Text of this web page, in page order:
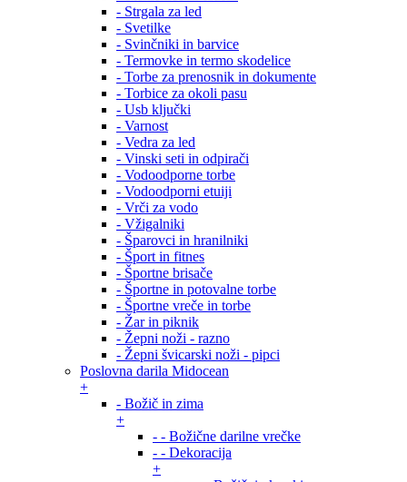
- Strgala za led
- Svetilke
- Svinčniki in barvice
- Termovke in termo skodelice
- Torbe za prenosnik in dokumente
- Torbice za okoli pasu
- Usb ključki
- Varnost
- Vedra za led
- Vinski seti in odpirači
- Vodoodporne torbe
- Vodoodporni etuiji
- Vrči za vodo
- Vžigalniki
- Šparovci in hranilniki
- Šport in fitnes
- Športne brisače
- Športne in potovalne torbe
- Športne vreče in torbe
- Žar in piknik
- Žepni noži - razno
- Žepni švicarski noži - pipci
Poslovna darila Midocean
+
- Božič in zima
+
- - Božične darilne vrečke
- - Dekoracija
+